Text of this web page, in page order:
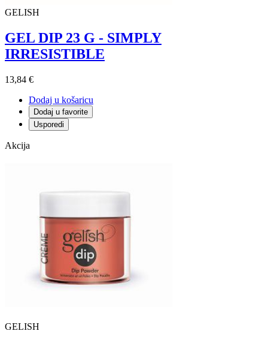
GELISH
GEL DIP 23 G - SIMPLY
IRRESISTIBLE
13,84 €
Dodaj u košaricu
Dodaj u favorite
Usporedi
Akcija
GELISH